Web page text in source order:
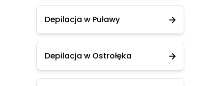
Depilacja w Puławy
Depilacja w Ostrołęka